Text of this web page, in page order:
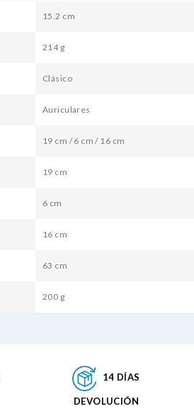
15.2 cm
214 g
Clásico
Auriculares
19 cm / 6 cm / 16 cm
19 cm
6 cm
16 cm
63 cm
200 g
14 DÍAS
DEVOLUCIÓN